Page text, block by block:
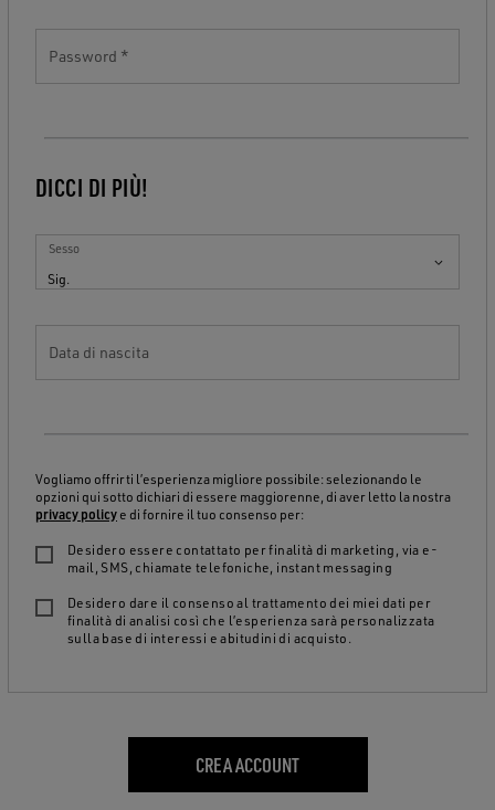
Password
DICCI DI PIÙ!
Sig.
Sesso
Data di nascita
Vogliamo offrirti l’esperienza migliore possibile: selezionando le
opzioni qui sotto dichiari di essere maggiorenne, di aver letto la nostra
privacy policy e di fornire il tuo consenso per:
Desidero essere contattato per finalità di marketing, via e-
mail, SMS, chiamate telefoniche, instant messaging
Desidero dare il consenso al trattamento dei miei dati per
finalità di analisi così che l’esperienza sarà personalizzata
sulla base di interessi e abitudini di acquisto.
CREA ACCOUNT